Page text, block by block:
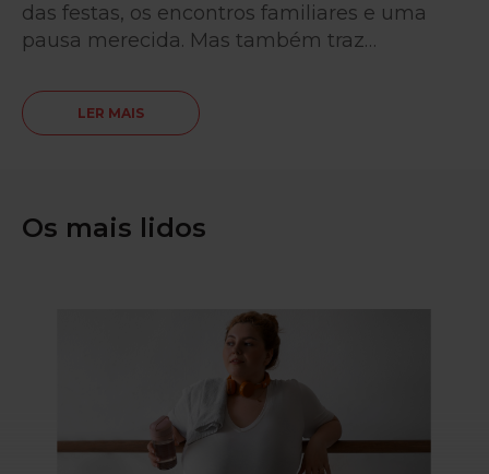
das festas, os encontros familiares e uma
pausa merecida. Mas também traz…
LER MAIS
Os mais lidos